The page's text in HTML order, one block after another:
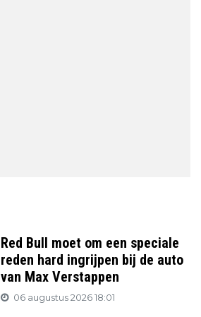
Red Bull moet om een speciale
reden hard ingrijpen bij de auto
van Max Verstappen
06 augustus 2026 18:01